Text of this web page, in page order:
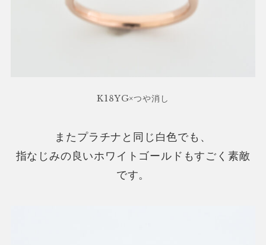
K18YG×つや消し
またプラチナと同じ白色でも、
指なじみの良いホワイトゴールドもすごく素敵
です。